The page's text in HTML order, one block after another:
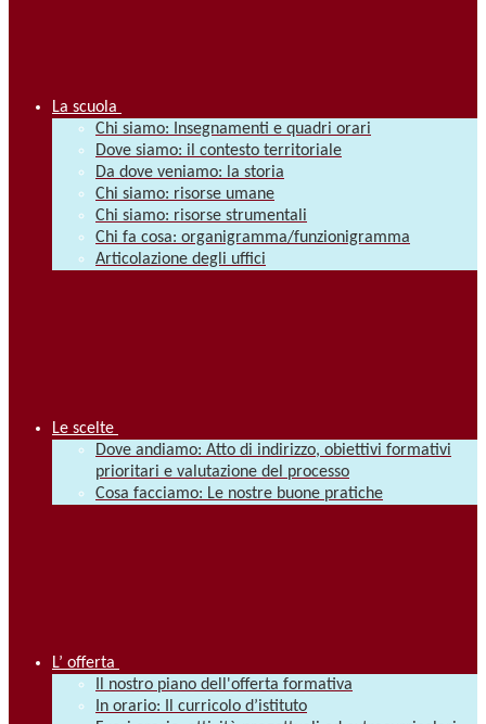
La scuola
Chi siamo: Insegnamenti e quadri orari
Dove siamo: il contesto territoriale
Da dove veniamo: la storia
Chi siamo: risorse umane
Chi siamo: risorse strumentali
Chi fa cosa: organigramma/funzionigramma
Articolazione degli uffici
Le scelte
Dove andiamo: Atto di indirizzo, obiettivi formativi
prioritari e valutazione del processo
Cosa facciamo: Le nostre buone pratiche
L’ offerta
Il nostro piano dell'offerta formativa
In orario: Il curricolo d’istituto